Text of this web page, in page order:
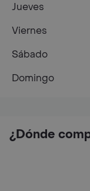
¿Dónde
Jueves
Viernes
Sábado
Domingo